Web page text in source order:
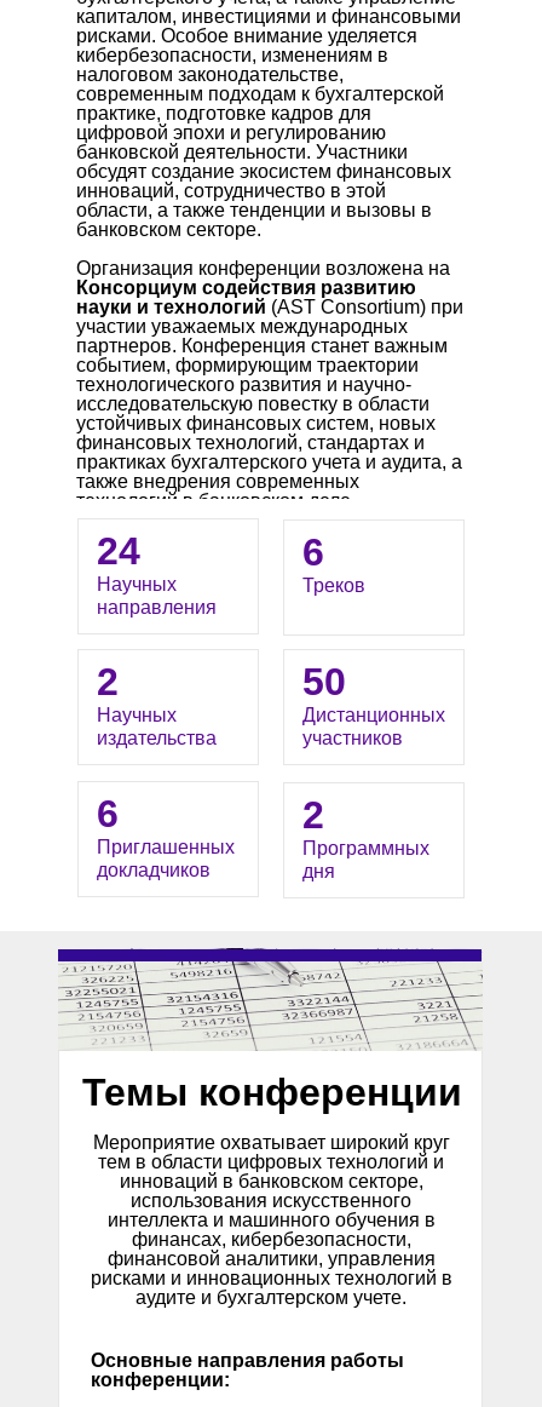
капиталом, инвестициями и финансовыми
рисками. Особое внимание уделяется
кибербезопасности, изменениям в
налоговом законодательстве,
современным подходам к бухгалтерской
практике, подготовке кадров для
цифровой эпохи и регулированию
банковской деятельности. Участники
обсудят создание экосистем финансовых
инноваций, сотрудничество в этой
области, а также тенденции и вызовы в
банковском секторе.
Организация конференции возложена на
Консорциум содействия развитию
науки и технологий (AST Consortium) при
участии уважаемых международных
партнеров. Конференция станет важным
событием, формирующим траектории
технологического развития и научно-
исследовательскую повестку в области
устойчивых финансовых систем, новых
финансовых технологий, стандартах и
практиках бухгалтерского учета и аудита, а
также внедрения современных
технологий в банковском деле.
Материалы конференциибудут
опубликованы ведущими издательствами
научной литературы.
Рабочие языки
конференции: английский, русский.
24
Научных
направления
6
Треков
6
Приглашенных
докладчиков
2
Научных
издательства
50
Дистанционных
участников
2
Программных
дня
Темы конференции
Мероприятие охватывает широкий круг
тем в области цифровых технологий и
инноваций в банковском секторе,
использования искусственного
интеллекта и машинного обучения в
финансах, кибербезопасности,
финансовой аналитики, управления
рисками и инновационных технологий в
аудите и бухгалтерском учете.
Основные направления работы
конференции: